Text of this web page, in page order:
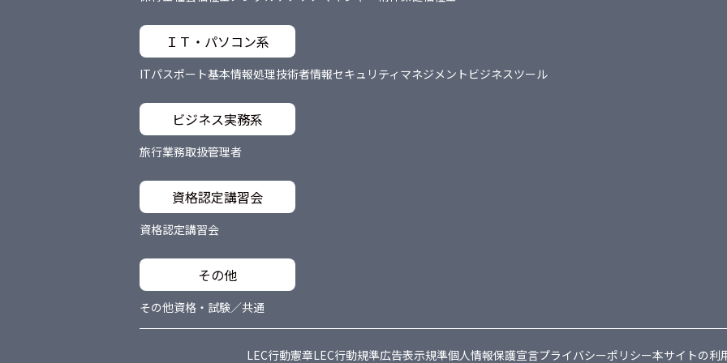
ＩＴ・パソコン系
ITパスポート基本情報処理技術者情報セキュリティマネジメント ビジネスツール
ビジネス実務系
旅行業務取扱管理者
資格認定講習会
資格認定講習会
その他
その他資格・試験／共通
LEC行動憲章LEC行動規準広告表示規準個人情報保護宣言プライバシーポリシー本サイトの利